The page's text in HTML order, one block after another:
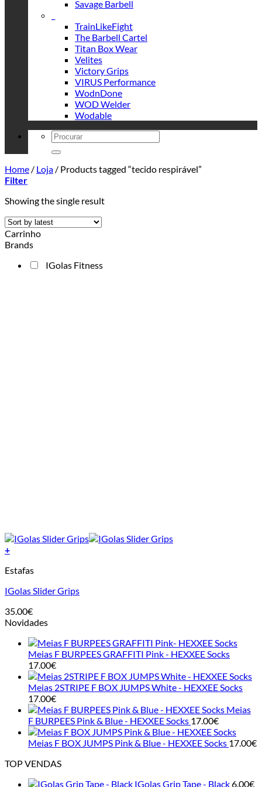
Savage Barbell
TrainLikeFight
The Barbell Cartel
Titan Box Wear
Velites
Victory Grips
VIRUS Performance
WodnDone
WOD Welder
Wodable
Search
for:
Home / Loja / Products tagged “tecido respirável”
Filter
Showing the single result
Carrinho
Brands
IGolas Fitness
+
product
multiple
The
options
chosen
product
Estafas
IGolas Slider Grips
35.00€
Novidades
Meias F BURPEES GRAFFITI Pink - HEXXEE Socks
17.00€
Meias 2STRIPE F BOX JUMPS White - HEXXEE Socks
17.00€
Meias
F BURPEES Pink & Blue - HEXXEE Socks 17.00€
Meias F BOX JUMPS Pink & Blue - HEXXEE Socks 17.00€
TOP VENDAS
IGolas Grip Tape - Black6.00€